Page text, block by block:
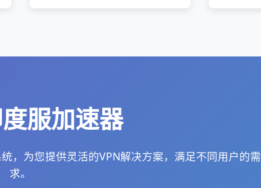
服加速器
，为您提供灵活的VPN解决方案，满足不同用户的需
求。